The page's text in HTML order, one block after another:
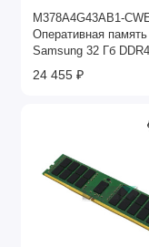
M378A4G43AB1-
Оперативная память
Samsung 32 Гб
МГц
24 455 ₽